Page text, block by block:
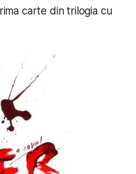
carte din trilogia cu